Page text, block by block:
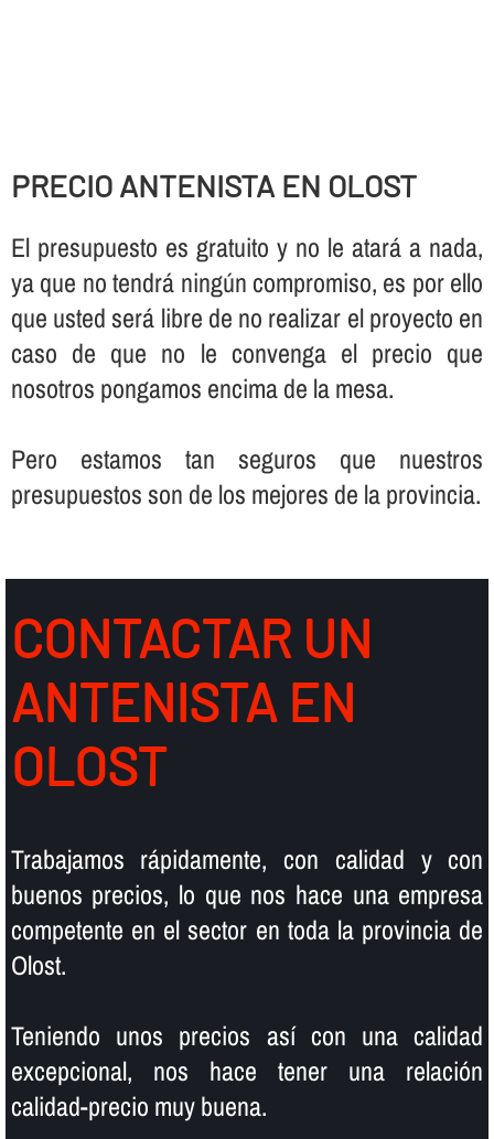
PRECIO ANTENISTA EN OLOST
El presupuesto es gratuito y no le atará a nada,
ya que no tendrá ningún compromiso, es por ello
que usted será libre de no realizar el proyecto en
caso de que no le convenga el precio que
nosotros pongamos encima de la mesa.
Pero estamos tan seguros que nuestros
presupuestos son de los mejores de la provincia.
CONTACTAR UN
ANTENISTA EN
OLOST
Trabajamos rápidamente, con calidad y con
buenos precios, lo que nos hace una empresa
competente en el sector en toda la provincia de
Olost.
Teniendo unos precios así­ con una calidad
excepcional, nos hace tener una relación
calidad-precio muy buena.